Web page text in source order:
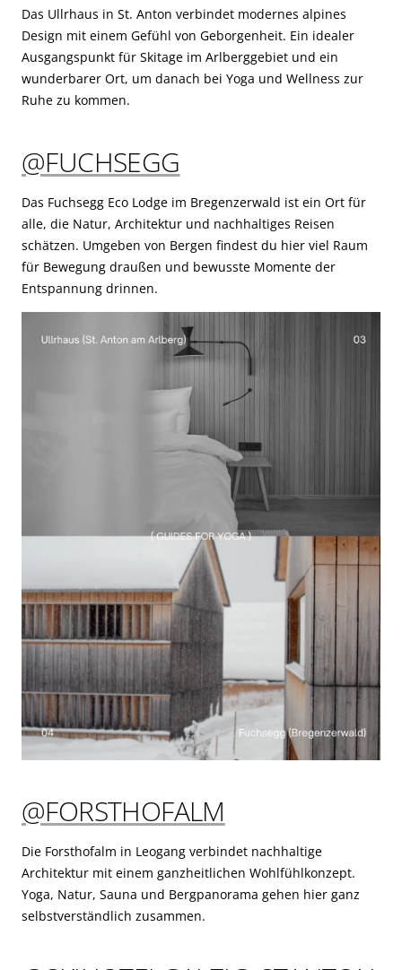
Das Ullrhaus in St. Anton verbindet modernes alpines
Design mit einem Gefühl von Geborgenheit. Ein idealer
Ausgangspunkt für Skitage im Arlberggebiet und ein
wunderbarer Ort, um danach bei Yoga und Wellness zur
Ruhe zu kommen.
@FUCHSEGG
Das Fuchsegg Eco Lodge im Bregenzerwald ist ein Ort für
alle, die Natur, Architektur und nachhaltiges Reisen
schätzen. Umgeben von Bergen findest du hier viel Raum
für Bewegung draußen und bewusste Momente der
Entspannung drinnen.
@FORSTHOFALM
Die Forsthofalm in Leogang verbindet nachhaltige
Architektur mit einem ganzheitlichen Wohlfühlkonzept.
Yoga, Natur, Sauna und Bergpanorama gehen hier ganz
selbstverständlich zusammen.